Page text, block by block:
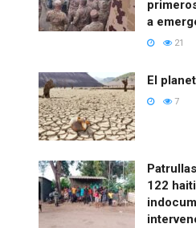
a
21
El
7
122